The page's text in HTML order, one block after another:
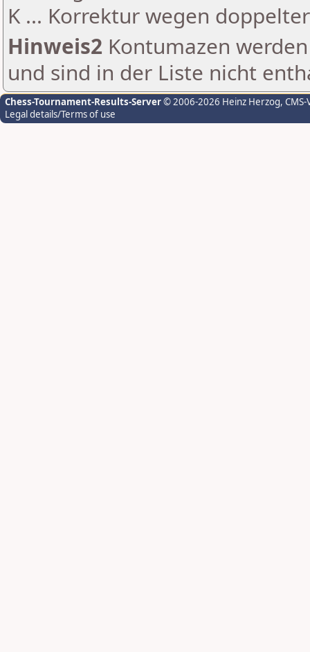
K ... Korrektur wegen
Hinweis2 Kontumazen
und sind in der Liste nicht
Chess-Tournament-Results-Server© 2006-2026 Heinz Herzog,
Legal details/Terms of use